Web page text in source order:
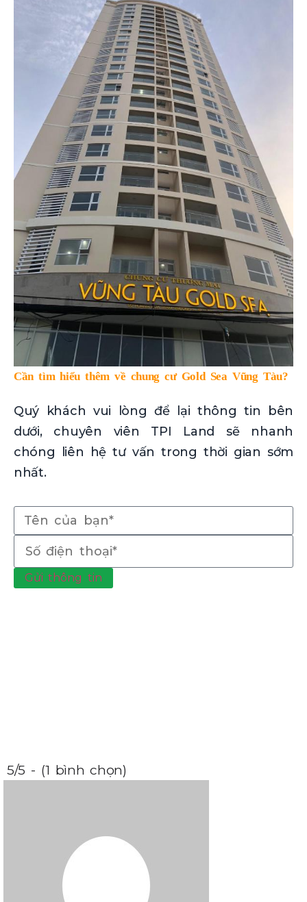
Cần tìm hiểu thêm về chung cư Gold Sea Vũng Tàu?
Quý khách vui lòng để lại thông tin bên
dưới, chuyên viên TPI Land sẽ nhanh
chóng liên hệ tư vấn trong thời gian sớm
nhất.
Gửi thông tin
5/5 - (1 bình chọn)